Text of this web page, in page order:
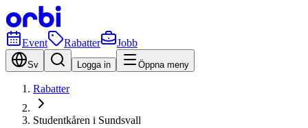
Event Rabatter Jobb
Sv Logga in Öppna meny
Rabatter
Studentkåren i Sundsvall